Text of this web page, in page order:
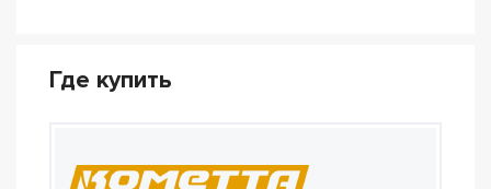
Где купить